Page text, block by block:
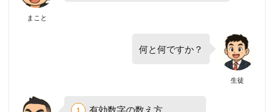
まこと
生徒
何と何ですか？
有効数字の数え方